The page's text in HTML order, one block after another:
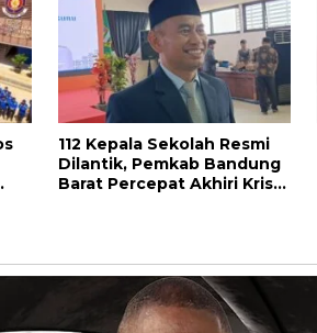
112 Kepala Sekolah Resmi
Dilantik, Pemkab Bandung
Barat Percepat Akhiri Krisis